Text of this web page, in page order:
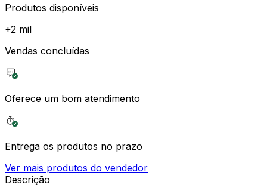
Produtos disponíveis
+2 mil
Vendas concluídas
Oferece um bom atendimento
Entrega os produtos no prazo
Ver mais produtos do vendedor
Descrição